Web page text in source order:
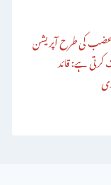
کی طرح آپریشن
کرتی ہے: قائد